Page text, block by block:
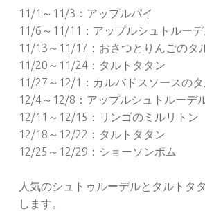
11/1～11/3：アップルパイ
11/6～11/11：アップルシュトルー
11/13～11/17：おさつとりんごのタ
11/20～11/24：タルトタタン
11/27～12/1：カルバドスソースのタ
12/4～12/8：アップルシュトルーデ
12/11～12/15：リンゴのミルリトン
12/18～12/22：タルトタタン
12/25～12/29：ショーソンポム
人気のシュトゥルーデルとタルトタ
します。